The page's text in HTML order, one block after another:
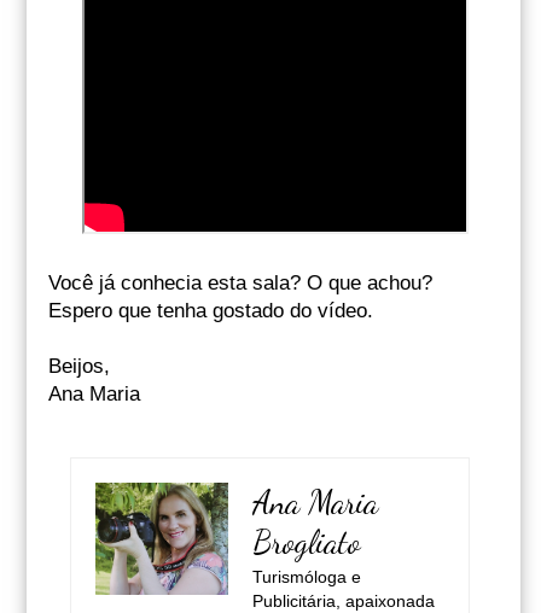
Você já conhecia esta sala? O que achou?
Espero que tenha gostado do vídeo.
Beijos,
Ana Maria
Ana Maria
Brogliato
Turismóloga e
Publicitária, apaixonada